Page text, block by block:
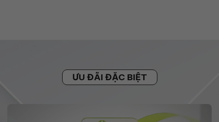
ƯU ĐÃI ĐẶC BIỆT